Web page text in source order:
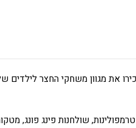
את מגוון משחקי החצר לילדים
שולחנות פינג פונג,